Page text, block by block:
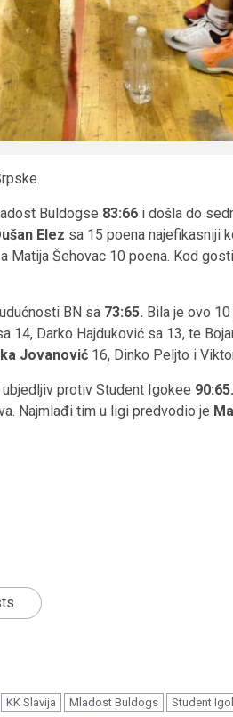
Buldogse 83:66 i došla do
Elez sa 15 poena najefikasniji
Matija Šehovac 10 poena. Kod
BN sa 73:65. Bila je ovo
14, Darko Hajduković sa 13, te
Jovanović 16, Dinko Peljto i
protiv Student Igokee 90:65.
Najmlađi tim u ligi predvodio je
KK Slavija Mladost Buldogs Student